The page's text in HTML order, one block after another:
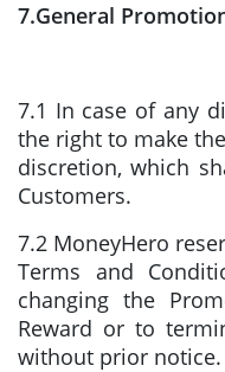
7.General
7.1 In case of any
the right to make
discretion, which
Customers.
7.2 MoneyHero
Terms and
changing the
Reward or to
without prior notice.